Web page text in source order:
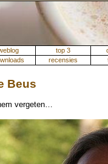
top 3
recensies
Beus
vergeten…